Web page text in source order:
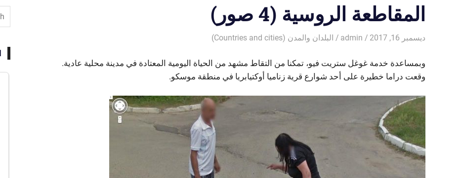
جيد
من
الصور
المقاطعة الروسية (4 صور)
ديسمبر 16, 2017 admin البلدان والمدن (Countries and cities)
وبمساعدة خدمة غوغل ستريت فيو، تمكنا من التقاط مشهد من الحياة اليومية المعتادة في مدينة محلية عادية.
وقعت دراما خطيرة على أحد شوارع قرية زناميا أوكتيابريا في منطقة موسكو.